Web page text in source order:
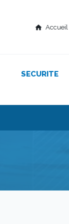
home Accueil
SECURITE